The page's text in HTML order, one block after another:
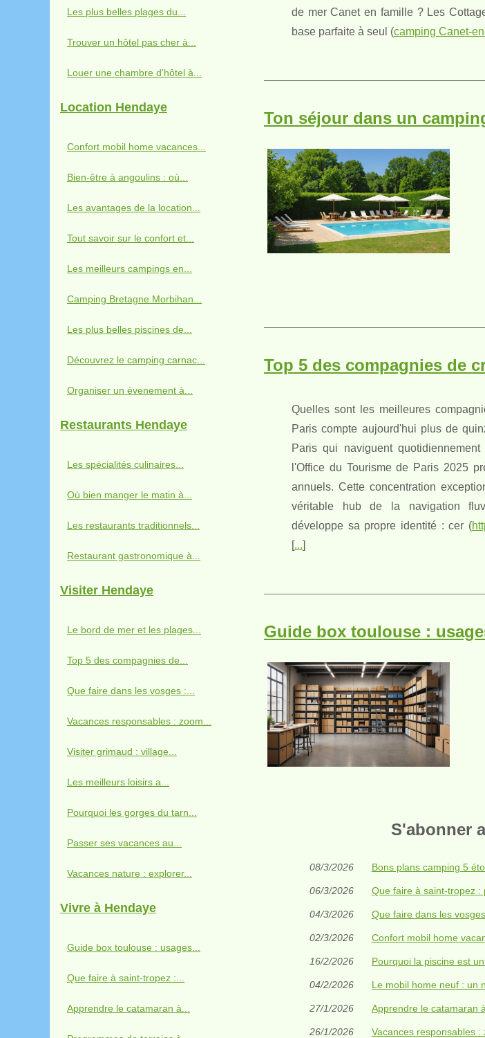
de mer Canet en famille ? Les
base parfaite à seul (camping Canet-
Ton séjour dans un
Top 5 des compagnies de
Quelles sont les meilleures
Paris compte aujourd'hui plus de
Paris qui naviguent
l'Office du Tourisme de Paris 2025
annuels. Cette concentration
véritable hub de la navigation
développe sa propre identité : cer (
[...]
Guide box toulouse :
S'abonner
08/3/2026 Bons plans camping 5
06/3/2026 Que faire à saint-tropez :
04/3/2026 Que faire dans les
02/3/2026 Confort mobil home
16/2/2026 Pourquoi la piscine est
04/2/2026 Le mobil home neuf : un
27/1/2026 Apprendre le catamaran
26/1/2026 Vacances responsables
Les plus belles plages du...
Trouver un hôtel pas cher à...
Louer une chambre d'hôtel à...
Location Hendaye
Confort mobil home vacances...
Bien-être à angoulins : où...
Les avantages de la location...
Tout savoir sur le confort et...
Les meilleurs campings en...
Camping Bretagne Morbihan...
Les plus belles piscines de...
Découvrez le camping carnac...
Organiser un évenement à...
Restaurants Hendaye
Les spécialités culinaires...
Où bien manger le matin à...
Les restaurants traditionnels...
Restaurant gastronomique à...
Visiter Hendaye
Le bord de mer et les plages...
Top 5 des compagnies de...
Que faire dans les vosges :...
Vacances responsables : zoom...
Visiter grimaud : village...
Les meilleurs loisirs a...
Pourquoi les gorges du tarn...
Passer ses vacances au...
Vacances nature : explorer...
Vivre à Hendaye
Guide box toulouse : usages...
Que faire à saint-tropez :...
Apprendre le catamaran à...